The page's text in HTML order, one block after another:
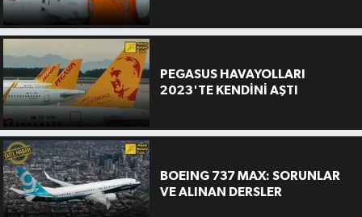
PEGASUS HAVAYOLLARI
2023'TE KENDİNİ AŞTI
BOEING 737 MAX: SORUNLAR
VE ALINAN DERSLER